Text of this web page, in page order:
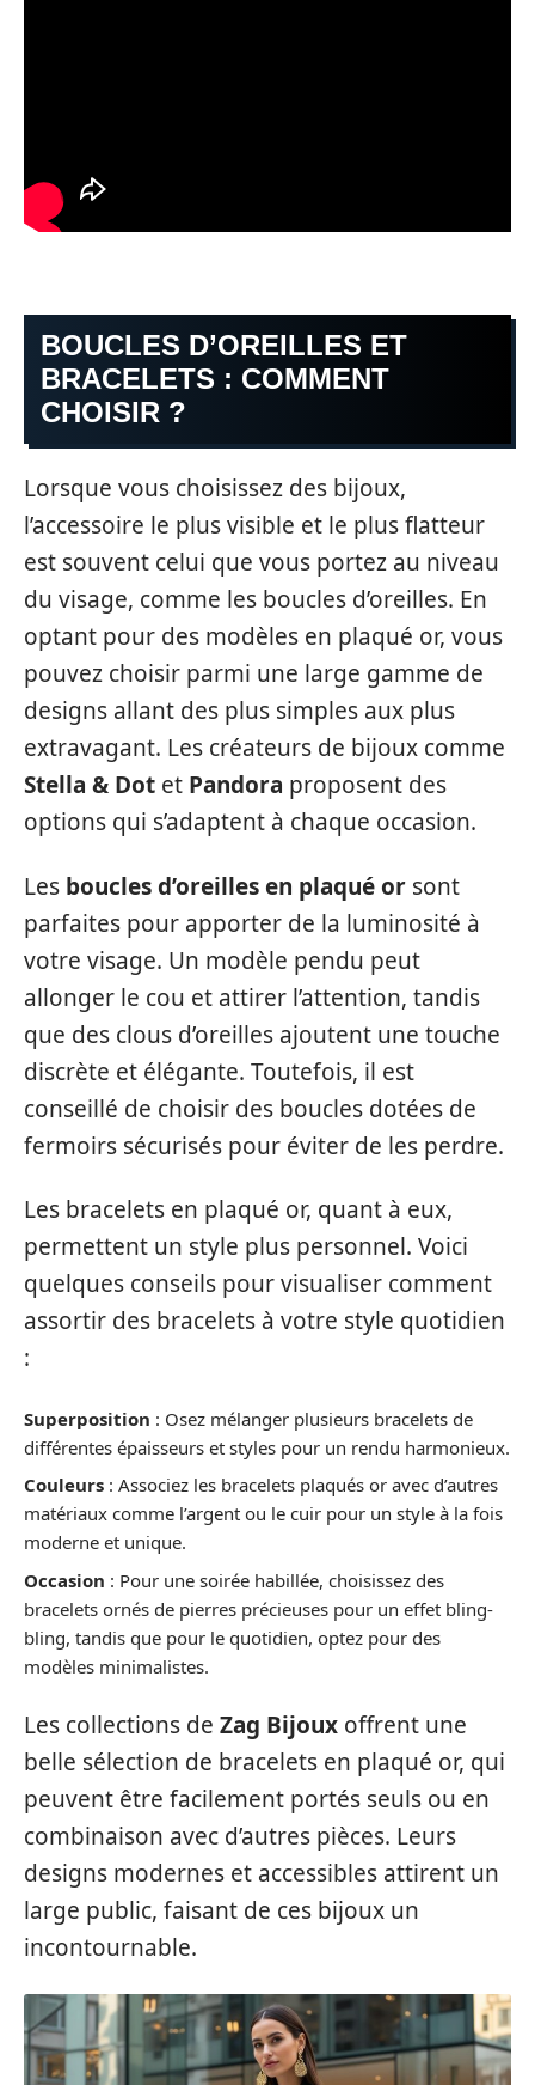
BOUCLES D’OREILLES ET
BRACELETS : COMMENT
CHOISIR ?
Lorsque vous choisissez des bijoux,
l’accessoire le plus visible et le plus flatteur
est souvent celui que vous portez au niveau
du visage, comme les boucles d’oreilles. En
optant pour des modèles en plaqué or, vous
pouvez choisir parmi une large gamme de
designs allant des plus simples aux plus
extravagant. Les créateurs de bijoux comme
Stella & Dot et Pandora proposent des
options qui s’adaptent à chaque occasion.
Les boucles d’oreilles en plaqué or sont
parfaites pour apporter de la luminosité à
votre visage. Un modèle pendu peut
allonger le cou et attirer l’attention, tandis
que des clous d’oreilles ajoutent une touche
discrète et élégante. Toutefois, il est
conseillé de choisir des boucles dotées de
fermoirs sécurisés pour éviter de les perdre.
Les bracelets en plaqué or, quant à eux,
permettent un style plus personnel. Voici
quelques conseils pour visualiser comment
assortir des bracelets à votre style quotidien
:
Superposition : Osez mélanger plusieurs bracelets de
différentes épaisseurs et styles pour un rendu harmonieux.
Couleurs : Associez les bracelets plaqués or avec d’autres
matériaux comme l’argent ou le cuir pour un style à la fois
moderne et unique.
Occasion : Pour une soirée habillée, choisissez des
bracelets ornés de pierres précieuses pour un effet bling-
bling, tandis que pour le quotidien, optez pour des
modèles minimalistes.
Les collections de Zag Bijoux offrent une
belle sélection de bracelets en plaqué or, qui
peuvent être facilement portés seuls ou en
combinaison avec d’autres pièces. Leurs
designs modernes et accessibles attirent un
large public, faisant de ces bijoux un
incontournable.